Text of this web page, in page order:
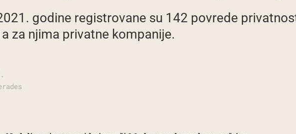
godine registrovane su 142 povrede
za njima privatne kompanije.